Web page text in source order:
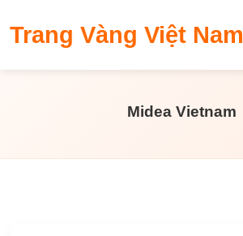
​Trang Vàng Việt Nam
Midea Vietnam